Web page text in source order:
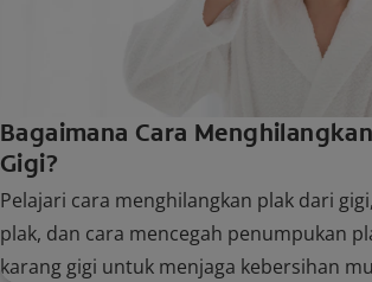
Bagaimana Cara
Gigi?
Pelajari cara menghilangkan plak dari
plak, dan cara mencegah penumpukan
karang gigi untuk menjaga kebersihan